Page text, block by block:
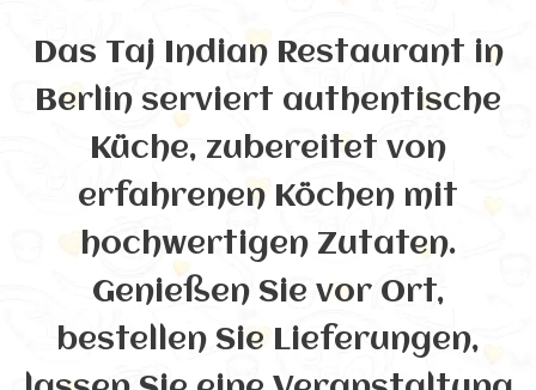
Das Taj Indian Restaurant in
Berlin serviert authentische
Küche, zubereitet von
erfahrenen Köchen mit
hochwertigen Zutaten.
Genießen Sie vor Ort,
bestellen Sie Lieferungen,